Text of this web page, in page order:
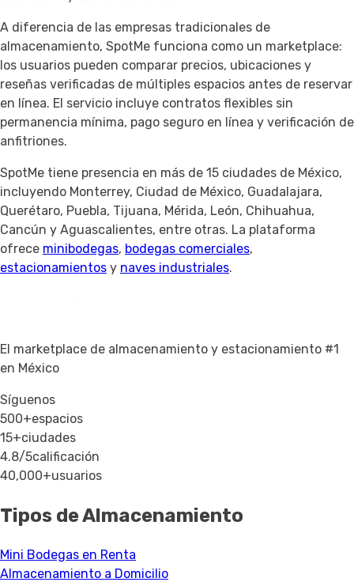
A diferencia de las empresas tradicionales de
almacenamiento, SpotMe funciona como un marketplace:
los usuarios pueden comparar precios, ubicaciones y
reseñas verificadas de múltiples espacios antes de reservar
en línea. El servicio incluye contratos flexibles sin
permanencia mínima, pago seguro en línea y verificación de
anfitriones.
SpotMe tiene presencia en más de 15 ciudades de México,
incluyendo Monterrey, Ciudad de México, Guadalajara,
Querétaro, Puebla, Tijuana, Mérida, León, Chihuahua,
Cancún y Aguascalientes, entre otras. La plataforma
ofrece minibodegas, bodegas comerciales,
estacionamientos y naves industriales.
El marketplace de almacenamiento y estacionamiento #1
en México
Síguenos
500+espacios
15+ciudades
4.8/5calificación
40,000+usuarios
Tipos de Almacenamiento
Mini Bodegas en Renta
Almacenamiento a Domicilio